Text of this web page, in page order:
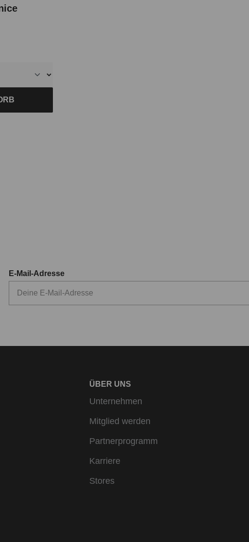
E-Mail-Adresse
ÜBER UNS
Unternehmen
Mitglied werden
Partnerprogramm
Karriere
Stores